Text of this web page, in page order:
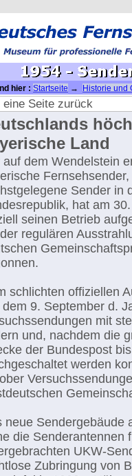
hier : Startseite →
Historie und
eine Seite zurück
Land
auf dem Wendelstein
Sender in
hat am
seinen Betrieb
regulären
schlichten offiziellen
dem 9. September d.
mit
und, nachdem die
der Bundespost
werden
neue Sendergebäude
die Senderantennen
UKW-
Zubringung von